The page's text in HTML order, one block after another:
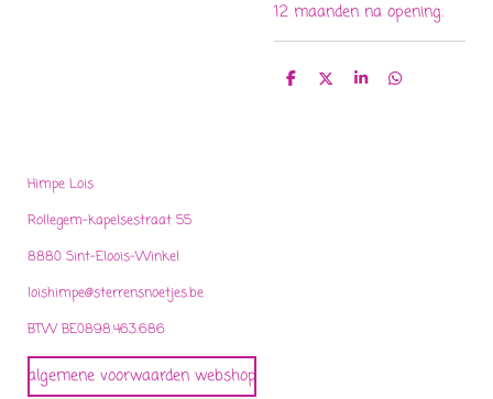
12 maanden na opening.
D D S D
Himpe Lois
Rollegem-kapelsestraat 55
8880 Sint-Eloois-Winkel
loishimpe@sterrensnoetjes.be
BTW BE0898.463.686
algemene voorwaarden webshop